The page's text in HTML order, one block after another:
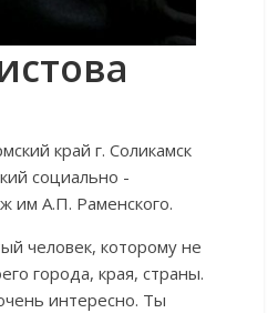
край г. Соликамск
социально -
им А.П. Раменского.
человек, которому не
города, края, страны.
интересно. Ты